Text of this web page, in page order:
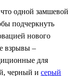
одной замшевой
подчеркнуть
нового
взрывы –
для
черный и серый